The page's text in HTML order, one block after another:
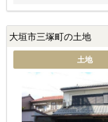
大垣市三塚町の土地
土地